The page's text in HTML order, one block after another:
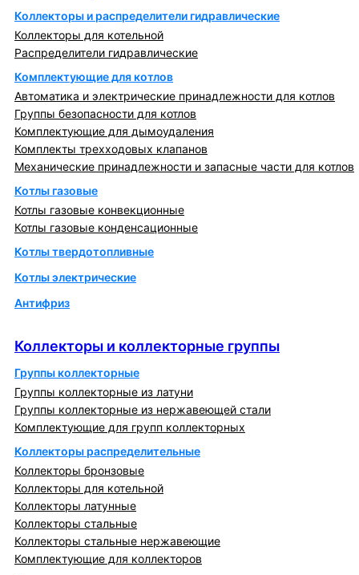
Коллекторы и распределители гидравлические
Коллекторы для котельной
Распределители гидравлические
Комплектующие для котлов
Автоматика и электрические принадлежности для котлов
Группы безопасности для котлов
Комплектующие для дымоудаления
Комплекты трехходовых клапанов
Механические принадлежности и запасные части для котлов
Котлы газовые
Котлы газовые конвекционные
Котлы газовые конденсационные
Котлы твердотопливные
Котлы электрические
Антифриз
Коллекторы и коллекторные группы
Группы коллекторные
Группы коллекторные из латуни
Группы коллекторные из нержавеющей стали
Комплектующие для групп коллекторных
Коллекторы распределительные
Коллекторы бронзовые
Коллекторы для котельной
Коллекторы латунные
Коллекторы стальные
Коллекторы стальные нержавеющие
Комплектующие для коллекторов